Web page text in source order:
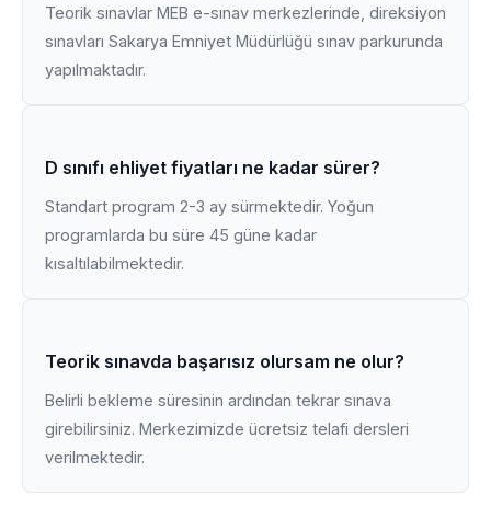
Teorik sınavlar MEB e-sınav merkezlerinde, direksiyon
sınavları Sakarya Emniyet Müdürlüğü sınav parkurunda
yapılmaktadır.
D sınıfı ehliyet fiyatları ne kadar sürer?
Standart program 2-3 ay sürmektedir. Yoğun
programlarda bu süre 45 güne kadar
kısaltılabilmektedir.
Teorik sınavda başarısız olursam ne olur?
Belirli bekleme süresinin ardından tekrar sınava
girebilirsiniz. Merkezimizde ücretsiz telafi dersleri
verilmektedir.